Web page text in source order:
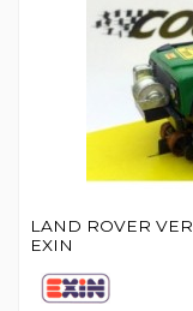
LAND ROVER
EXIN